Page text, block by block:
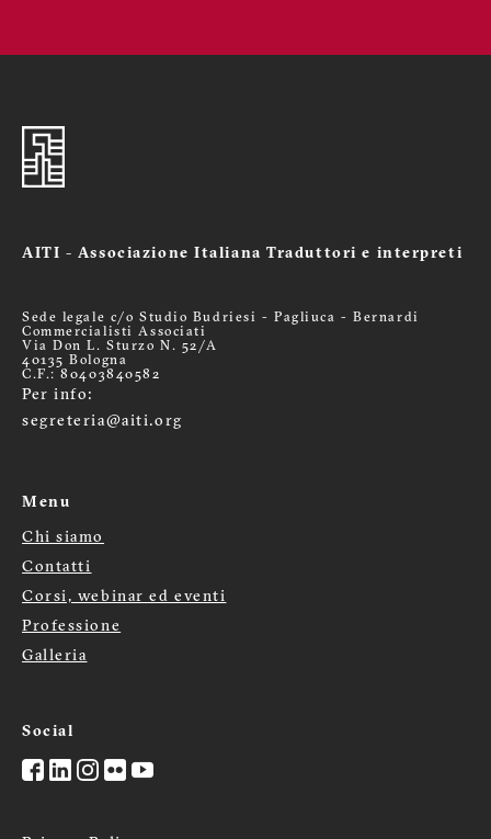
AITI - Associazione Italiana Traduttori e interpreti
Sede legale c/o Studio Budriesi - Pagliuca - Bernardi
Commercialisti Associati
Via Don L. Sturzo N. 52/A
40135 Bologna
C.F.: 80403840582
Per info:
segreteria@aiti.org
Menu
Menù
footer
Chi siamo
Contatti
Corsi, webinar ed eventi
Professione
Galleria
Social